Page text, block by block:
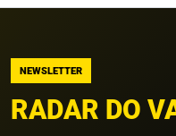
NEWSLETTER
RADAR DO